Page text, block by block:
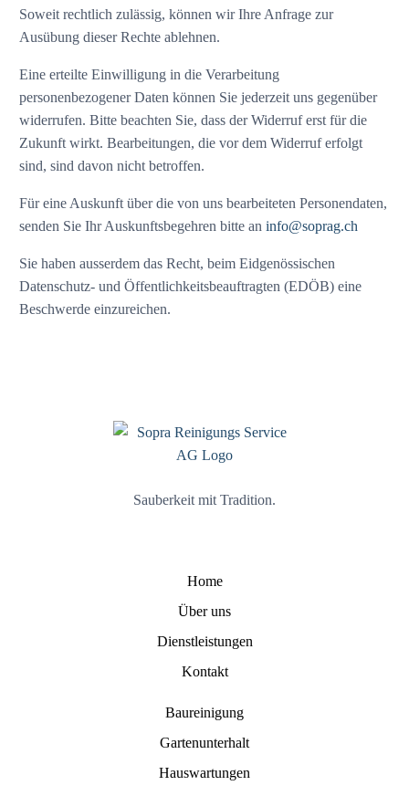
Soweit rechtlich zulässig, können wir Ihre Anfrage zur
Ausübung dieser Rechte ablehnen.
Eine erteilte Einwilligung in die Verarbeitung
personenbezogener Daten können Sie jederzeit uns gegenüber
widerrufen. Bitte beachten Sie, dass der Widerruf erst für die
Zukunft wirkt. Bearbeitungen, die vor dem Widerruf erfolgt
sind, sind davon nicht betroffen.
Für eine Auskunft über die von uns bearbeiteten Personendaten,
senden Sie Ihr Auskunftsbegehren bitte aninfo@soprag.ch
Sie haben ausserdem das Recht, beim Eidgenössischen
Datenschutz- und Öffentlichkeitsbeauftragten (EDÖB) eine
Beschwerde einzureichen.
Sauberkeit mit Tradition.
Home
Über uns
Dienstleistungen
Kontakt
Baureinigung
Gartenunterhalt
Hauswartungen